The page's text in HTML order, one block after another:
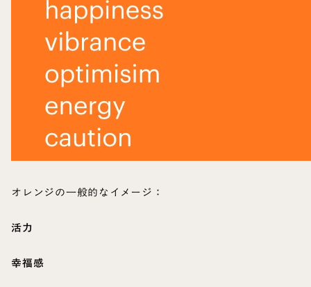
オレンジの一般的なイメージ：
活力
幸福感